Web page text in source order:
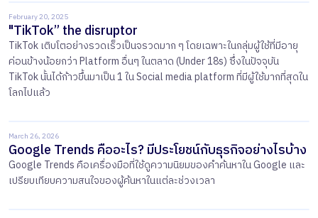
February 20, 2025
"TikTok” the disruptor
TikTok เติบโตอย่างรวดเร็วเป็นจรวดมาก ๆ โดยเฉพาะในกลุ่มผู้ใช้ที่มีอายุ
ค่อนข้างน้อยกว่า Platform อื่นๆ ในตลาด (Under 18s) ซึ่งในปัจจุบัน
TikTok นั้นได้ก้าวขึ้นมาเป็น 1 ใน Social media platform ที่มีผู้ใช้มากที่สุดใน
โลกไปแล้ว
March 26, 2026
Google Trends คืออะไร? มีประโยชน์กับธุรกิจอย่างไรบ้าง
​​Google Trends คือเครื่องมือที่ใช้ดูความนิยมของคำค้นหาใน Google และ
เปรียบเทียบความสนใจของผู้ค้นหาในแต่ละช่วงเวลา